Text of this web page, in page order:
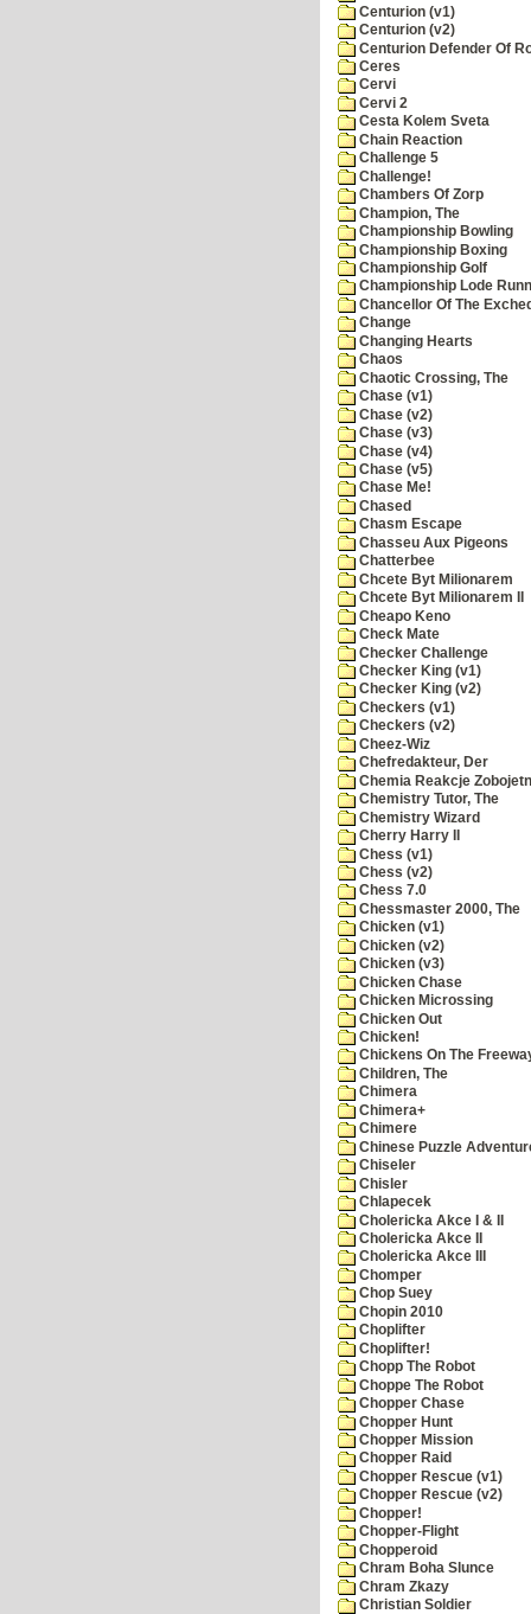
Centurion (v1)
Centurion (v2)
Centurion Defender Of
Ceres
Cervi
Cervi 2
Cesta Kolem Sveta
Chain Reaction
Challenge 5
Challenge!
Chambers Of Zorp
Champion, The
Championship Bowling
Championship Boxing
Championship Golf
Championship Lode
Chancellor Of The
Change
Changing Hearts
Chaos
Chaotic Crossing, The
Chase (v1)
Chase (v2)
Chase (v3)
Chase (v4)
Chase (v5)
Chase Me!
Chased
Chasm Escape
Chasseu Aux Pigeons
Chatterbee
Chcete Byt Milionarem
Chcete Byt Milionarem II
Cheapo Keno
Check Mate
Checker Challenge
Checker King (v1)
Checker King (v2)
Checkers (v1)
Checkers (v2)
Cheez-Wiz
Chefredakteur, Der
Chemia Reakcje
Chemistry Tutor, The
Chemistry Wizard
Cherry Harry II
Chess (v1)
Chess (v2)
Chess 7.0
Chessmaster 2000, The
Chicken (v1)
Chicken (v2)
Chicken (v3)
Chicken Chase
Chicken Microssing
Chicken Out
Chicken!
Chickens On The
Children, The
Chimera
Chimera+
Chimere
Chinese Puzzle
Chiseler
Chisler
Chlapecek
Cholericka Akce I & II
Cholericka Akce II
Cholericka Akce III
Chomper
Chop Suey
Chopin 2010
Choplifter
Choplifter!
Chopp The Robot
Choppe The Robot
Chopper Chase
Chopper Hunt
Chopper Mission
Chopper Raid
Chopper Rescue (v1)
Chopper Rescue (v2)
Chopper!
Chopper-Flight
Chopperoid
Chram Boha Slunce
Chram Zkazy
Christian Soldier